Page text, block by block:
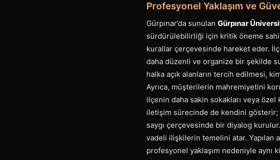
Profesyonel Yaklaşım ve
Gürpınar’da sunulan Gürpınar
sürdürülebilirliği için kritik öneme
kurallar çerçevesinde hareket eder.
daha düzenli ve organize bir şekilde
halka açık alanların tercih edilmesi,
Ayrıca, müşterilerin mahremiyetini
ilçenin daha sakin sokakları veya
iletişim sürecinde de kendini gösterir;
saygı çerçevesinde bir diyalog
vadeli ilişkilerin temelini atar. Yapılan
profesyonel yaklaşım nedeniyle aynı